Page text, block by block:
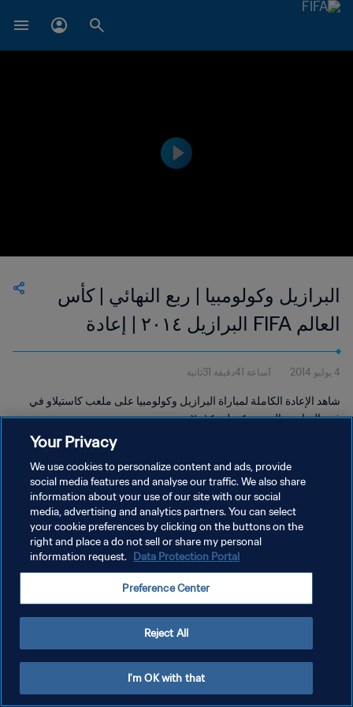
البرازيل وكولومبيا | ربع النهائي | كأس
العالم FIFA البرازيل ٢٠١٤ | إعادة
المباراة
4 يوليو 2014 1ساعة 41دقيقة 31ثانية
شاهد الإعادة الكاملة لمباراة البرازيل وكولومبيا على ملعب كاستيلاو في
فورتاليزا يوم الجمعة ٤ يوليو ٢٠١٤.
سياسة الخصوصية
إدارة تفضيلات ملفات تعريف الارتباط
Your Privacy
We use cookies to personalize content and ads, provide
social media features and analyse our traffic. We also share
information about your use of our site with our social
media, advertising and analytics partners. You can select
your cookie preferences by clicking on the buttons on the
right and place a do not sell or share my personal
information request. Data Protection Portal
Preference Center
Reject All
I'm OK with that